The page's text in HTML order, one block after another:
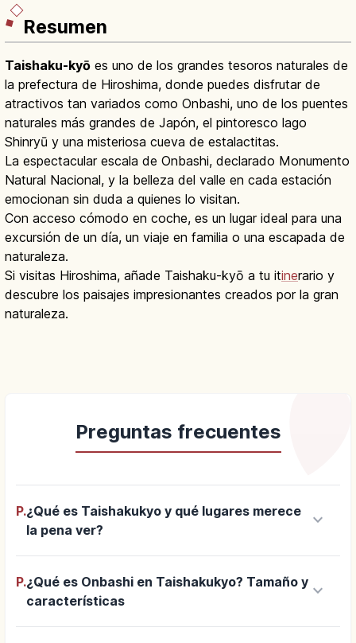
Resumen
Taishaku-kyō es uno de los grandes tesoros naturales de
la prefectura de Hiroshima, donde puedes disfrutar de
atractivos tan variados como Onbashi, uno de los puentes
naturales más grandes de Japón, el pintoresco lago
Shinryū y una misteriosa cueva de estalactitas.
La espectacular escala de Onbashi, declarado Monumento
Natural Nacional, y la belleza del valle en cada estación
emocionan sin duda a quienes lo visitan.
Con acceso cómodo en coche, es un lugar ideal para una
excursión de un día, un viaje en familia o una escapada de
naturaleza.
Si visitas Hiroshima, añade Taishaku-kyō a tu itinerario y
descubre los paisajes impresionantes creados por la gran
naturaleza.
Preguntas frecuentes
P.¿Qué es Taishakukyo y qué lugares merece
la pena ver?
keyboard_arrow_down
P.¿Qué es Onbashi en Taishakukyo? Tamaño y
características
keyboard_arrow_down